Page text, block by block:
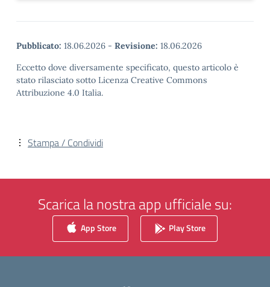
Pubblicato: 18.06.2026 - Revisione: 18.06.2026
Eccetto dove diversamente specificato, questo articolo è
stato rilasciato sotto Licenza Creative Commons
Attribuzione 4.0 Italia.
Stampa / Condividi
Scarica la nostra app ufficiale su:
App Store Play Store